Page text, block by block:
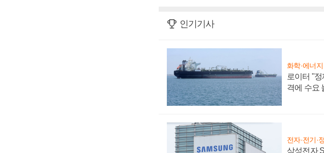
인기기사
화학·에너지
로이터 "
격에 수요
전자·전기·
삼성전자